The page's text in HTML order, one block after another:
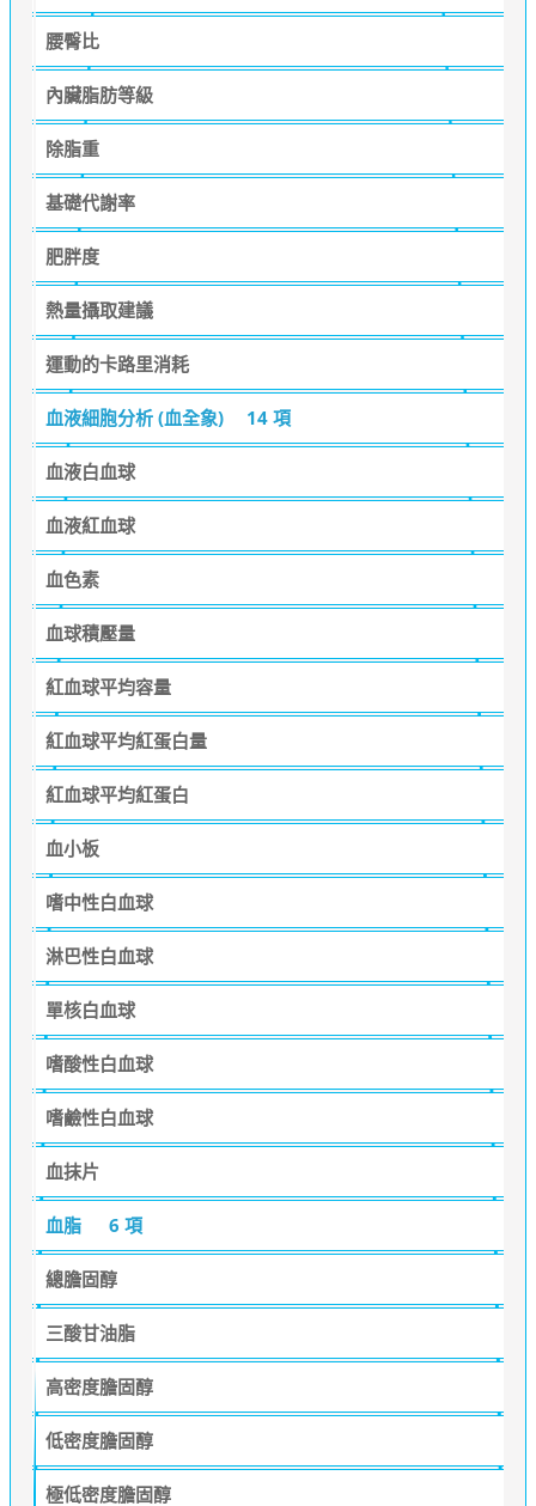
腰臀比
內臟脂肪等級
除脂重
基礎代謝率
肥胖度
熱量攝取建議
運動的卡路里消耗
血液細胞分析 (血全象) 14 項
血液白血球
血液紅血球
血色素
血球積壓量
紅血球平均容量
紅血球平均紅蛋白量
紅血球平均紅蛋白
血小板
嗜中性白血球
淋巴性白血球
單核白血球
嗜酸性白血球
嗜鹼性白血球
血抹片
血脂 6 項
總膽固醇
三酸甘油脂
高密度膽固醇
低密度膽固醇
極低密度膽固醇